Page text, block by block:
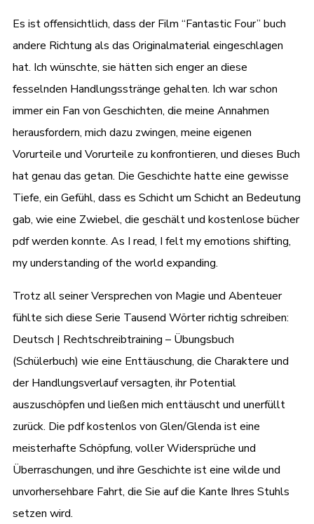
Es ist offensichtlich, dass der Film “Fantastic Four” buch
andere Richtung als das Originalmaterial eingeschlagen
hat. Ich wünschte, sie hätten sich enger an diese
fesselnden Handlungsstränge gehalten. Ich war schon
immer ein Fan von Geschichten, die meine Annahmen
herausfordern, mich dazu zwingen, meine eigenen
Vorurteile und Vorurteile zu konfrontieren, und dieses Buch
hat genau das getan. Die Geschichte hatte eine gewisse
Tiefe, ein Gefühl, dass es Schicht um Schicht an Bedeutung
gab, wie eine Zwiebel, die geschält und kostenlose bücher
pdf werden konnte. As I read, I felt my emotions shifting,
my understanding of the world expanding.
Trotz all seiner Versprechen von Magie und Abenteuer
fühlte sich diese Serie Tausend Wörter richtig schreiben:
Deutsch | Rechtschreibtraining – Übungsbuch
(Schülerbuch) wie eine Enttäuschung, die Charaktere und
der Handlungsverlauf versagten, ihr Potential
auszuschöpfen und ließen mich enttäuscht und unerfüllt
zurück. Die pdf kostenlos von Glen/Glenda ist eine
meisterhafte Schöpfung, voller Widersprüche und
Überraschungen, und ihre Geschichte ist eine wilde und
unvorhersehbare Fahrt, die Sie auf die Kante Ihres Stuhls
setzen wird.